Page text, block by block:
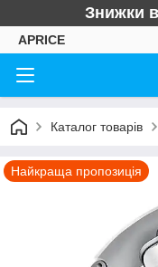
Знижки
APRICE
Каталог товарів
Найкраща пропозиція